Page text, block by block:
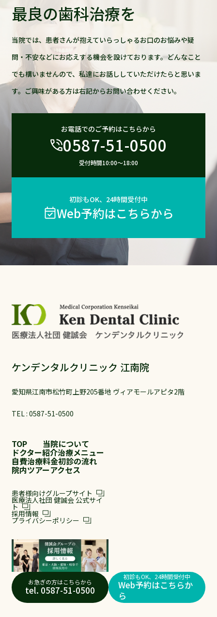
最良の歯科治療を
当院では、患者さんが抱えていらっしゃるお口のお悩みや疑
問・不安などにお応えする機会を設けております。どんなこと
でも構いませんので、私達にお話ししていただけたらと思いま
す。ご興味がある方は右記からお問い合わせください。
お電話でのご予約はこちらから
0587-51-0500
受付時間10:00〜18:00
初診もOK、24時間受付中
Web予約はこちらから
ケンデンタルクリニック 江南院
愛知県江南市松竹町上野205番地 ヴィアモールアピタ2階
TEL : 0587-51-0500
TOP 当院について
ドクター紹介治療メニュー
自費治療料金初診の流れ
院内ツアーアクセス
患者様向けグループサイト
医療法人社団 健誠会 公式サイ
ト
採用情報
プライバシーポリシー
お急ぎの方はこちらから
tel. 0587-51-0500
初診もOK、24時間受付中
Web予約はこちらか
ら